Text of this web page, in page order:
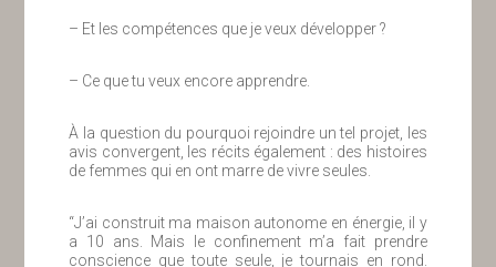
– Et les compétences que je veux développer ?
– Ce que tu veux encore apprendre.
À la question du pourquoi rejoindre un tel projet, les
avis convergent, les récits également : des histoires
de femmes qui en ont marre de vivre seules.
“J’ai construit ma maison autonome en énergie, il y
a 10 ans. Mais le confinement m’a fait prendre
conscience que toute seule, je tournais en rond.